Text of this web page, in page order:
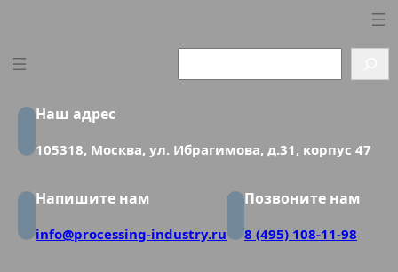
Наш адрес
105318, Москва, ул. Ибрагимова, д.31, корпус 47
Напишите нам
info@processing-industry.ru
Позвоните нам
8 (495) 108-11-98